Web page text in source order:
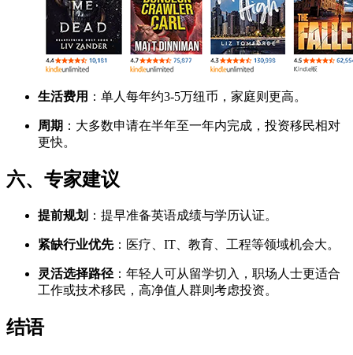
生活费用 ：单人每年约3-5万纽币，家庭则更高。
周期 ：大多数申请在半年至一年内完成，投资移民相对
更快。
六、专家建议
提前规划 ：提早准备英语成绩与学历认证。
紧缺行业优先：医疗、IT、教育、工程等领域机会大。
灵活选择路径 ：年轻人可从留学切入，职场人士更适合
工作或技术移民，高净值人群则考虑投资。
结语